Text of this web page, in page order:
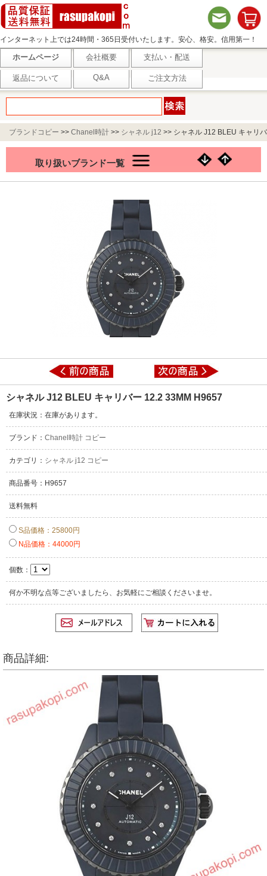
インターネット上では24時間・365日受付いたします。安心、格安。信用第一！
ホームページ 会社概要 支払い・配送
返品について Q&A ご注文方法
ブランドコピー >> Chanel時計 >> シャネル j12 >> シャネル J12 BLEU キャリバ
取り扱いブランド一覧
シャネル J12 BLEU キャリバー 12.2 33MM H9657
在庫状況：在庫があります。
ブランド： Chanel時計 コピー
カテゴリ： シャネル j12 コピー
商品番号：H9657
送料無料
S品価格：25800円
N品価格：44000円
個数：
何か不明な点等ございましたら、お気軽にご相談くださいませ。
商品詳細: